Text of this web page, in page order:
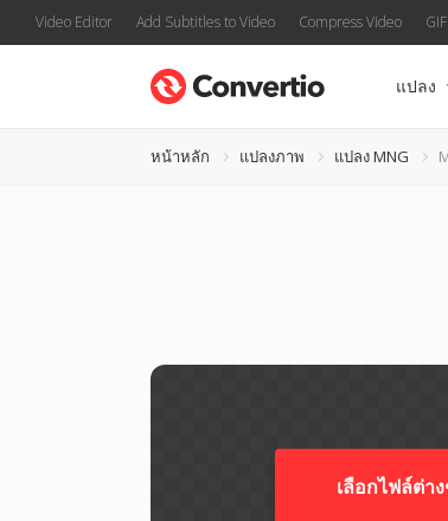
Video Editor Add Subtitles to Video Compress Video
แปลง
หน้าหลัก แปลงภาพ แปลง MNG
เลือกไฟล์ต่าง